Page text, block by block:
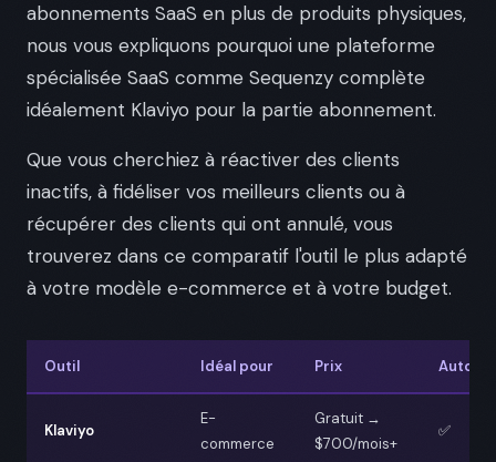
abonnements SaaS en plus de produits physiques,
nous vous expliquons pourquoi une plateforme
spécialisée SaaS comme Sequenzy complète
idéalement Klaviyo pour la partie abonnement.
Que vous cherchiez à réactiver des clients
inactifs, à fidéliser vos meilleurs clients ou à
récupérer des clients qui ont annulé, vous
trouverez dans ce comparatif l'outil le plus adapté
à votre modèle e-commerce et à votre budget.
Outil Idéal pour Prix
Klaviyo
E-
commerce
Gratuit →
$700/mois+
✅